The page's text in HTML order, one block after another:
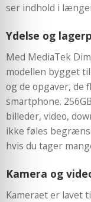
ser indhold i
Ydelse og
Med MediaTek
modellen bygget
og de opgaver, de
smartphone.
billeder, video,
ikke føles
hvis du tager
Kamera og
Kameraet er lavet